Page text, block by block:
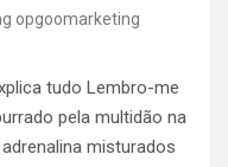
opgoomarketing
tudo Lembro-me
pela multidão na
misturados